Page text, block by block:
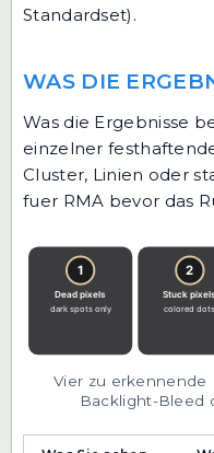
Standardset).
WAS DIE
Was die Ergebnisse
einzelner
Cluster, Linien oder
fuer RMA bevor das
Vier zu erkennende
Backlight-Bleed